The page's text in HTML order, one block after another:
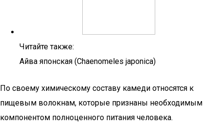
Читайте также:
Айва японская (Chaenomeles japonica)
По своему химическому составу камеди относятся к
пищевым волокнам, которые признаны необходимым
компонентом полноценного питания человека.